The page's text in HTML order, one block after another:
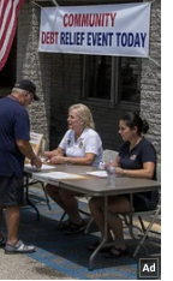
#Biểu tình